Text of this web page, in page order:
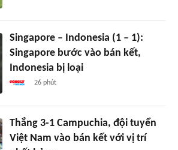
Singapore – Indonesia (1 – 1):
Singapore bước vào bán kết,
Indonesia bị loại
26 phút
Thắng 3-1 Campuchia, đội tuyển
Việt Nam vào bán kết với vị trí